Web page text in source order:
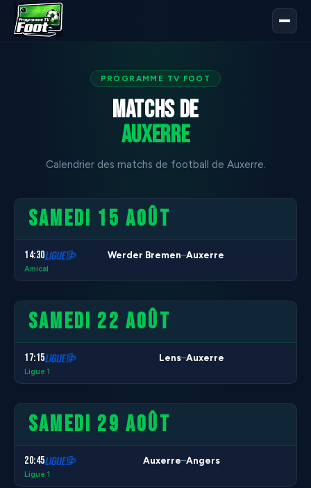
PROGRAMME TV FOOT
Matchs de
Auxerre
Calendrier des matchs de football de Auxerre.
SAMEDI 15 AOÛT
14:30 Werder Bremen–Auxerre
Amical
SAMEDI 22 AOÛT
17:15 Lens–Auxerre
Ligue 1
SAMEDI 29 AOÛT
20:45 Auxerre–Angers
Ligue 1